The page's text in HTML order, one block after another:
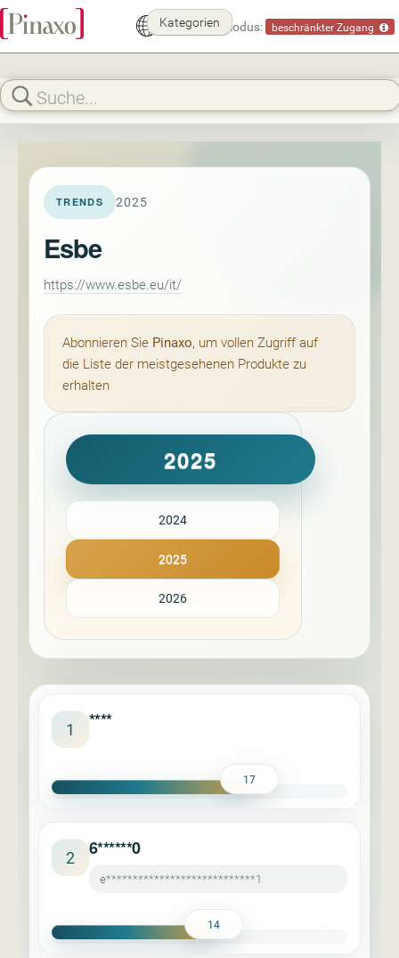
Demomodus: beschränkter Zugang
Kategorien
TRENDS 2025
Esbe
https://www.esbe.eu/it/
Abonnieren Sie Pinaxo, um vollen Zugriff auf
die Liste der meistgesehenen Produkte zu
erhalten
2025
2024
2025
2026
1 ****
17
2 6******0
e****************************1
14